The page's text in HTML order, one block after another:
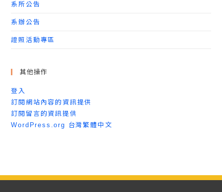
系所公告
系辦公告
證照活動專區
其他操作
登入
訂閱網站內容的資訊提供
訂閱留言的資訊提供
WordPress.org 台灣繁體中文